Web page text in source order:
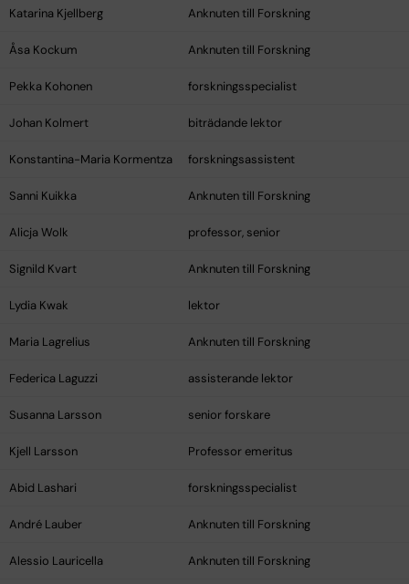
Katarina Kjellberg Anknuten till Forskning
Åsa Kockum Anknuten till Forskning
Pekka Kohonen forskningsspecialist
Johan Kolmert biträdande lektor
Konstantina-Maria Kormentza forskningsassistent
Sanni Kuikka Anknuten till Forskning
Alicja Wolk professor, senior
Signild Kvart Anknuten till Forskning
Lydia Kwak lektor
Maria Lagrelius Anknuten till Forskning
Federica Laguzzi assisterande lektor
Susanna Larsson senior forskare
Kjell Larsson Professor emeritus
Abid Lashari forskningsspecialist
André Lauber Anknuten till Forskning
Alessio Lauricella Anknuten till Forskning